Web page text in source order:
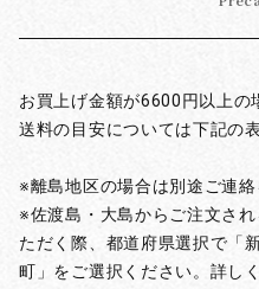
お買上げ金額が6600円以上の
送料の目安については下記の
※離島地区の場合は別途ご連絡
※佐渡島・大島からご注文さ
ただく際、都道府県選択で「
町」をご選択ください。詳し